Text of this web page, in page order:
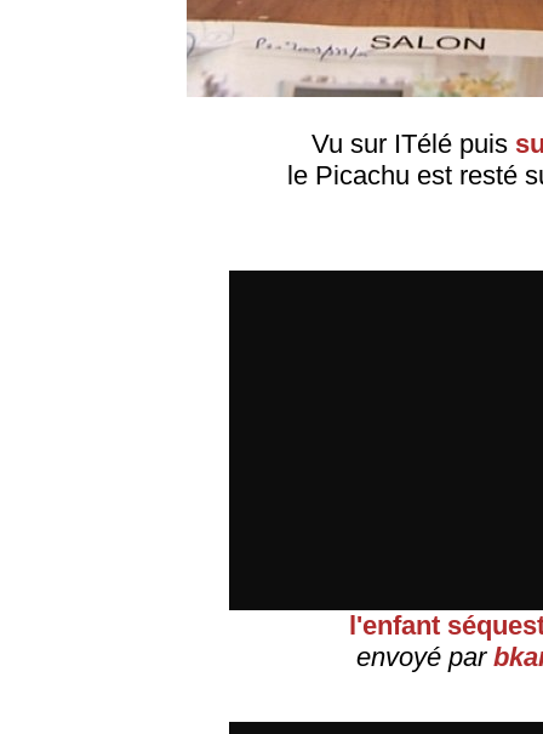
Vu sur ITélé puis
le Picachu est resté
l'enfant
envoyé par